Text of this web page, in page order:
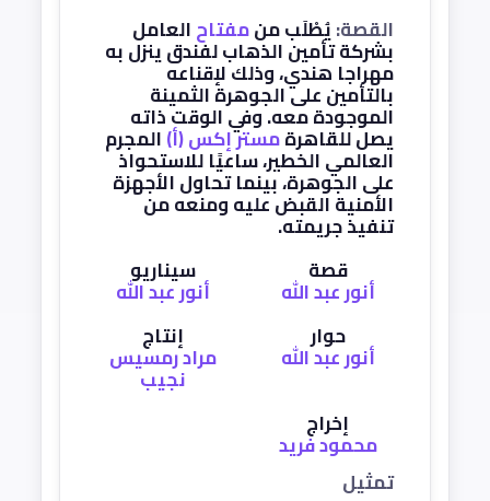
القصة:يُطْلَب منمفتاحالعامل
بشركة تأمين الذهاب لفندق ينزل به
مهراجا هندي، وذلك لإقناعه
بالتأمين على الجوهرة الثمينة
الموجودة معه. وفي الوقت ذاته
يصل للقاهرةمستر إكس (أ)المجرم
العالمي الخطير، ساعيًا للاستحواذ
على الجوهرة، بينما تحاول الأجهزة
الأمنية القبض عليه ومنعه من
تنفيذ جريمته.
قصة
أنور عبد الله
سيناريو
أنور عبد الله
حوار
أنور عبد الله
إنتاج
مراد رمسيس
نجيب
إخراج
محمود فريد
تمثيل